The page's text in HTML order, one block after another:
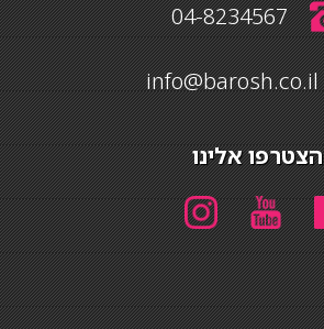
04-8234567
info@barosh.co.il
הצטרפו אלינו